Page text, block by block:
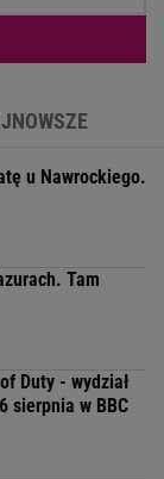
u Nawrockiego.
Tam
Duty - wydział
sierpnia w BBC